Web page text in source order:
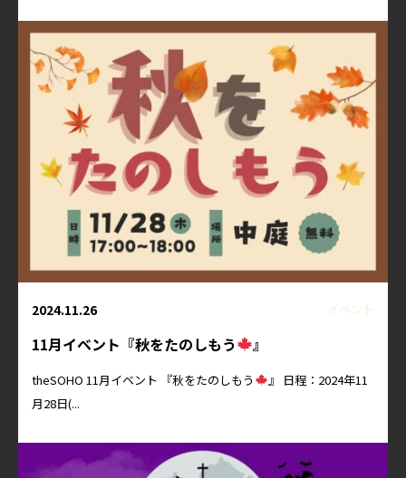
2024.11.26 イベント
11月イベント『秋をたのしもう 』
theSOHO 11月イベント 『秋をたのしもう
』 日程：2024年11
月28日(...